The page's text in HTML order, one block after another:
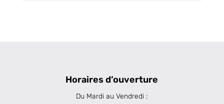
Horaires d’ouverture
Du Mardi au Vendredi :